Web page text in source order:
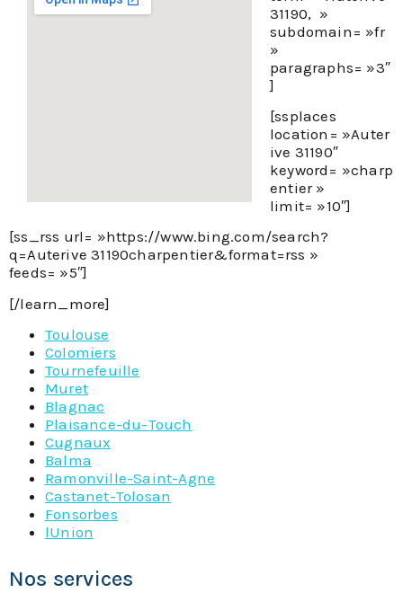
31190, »
subdomain= »fr
»
paragraphs= »3″
]
[ssplaces
location= »Auter
ive 31190″
keyword= »charp
entier »
limit= »10″]
[ss_rss url= »https://www.bing.com/search?
q=Auterive 31190charpentier&format=rss »
feeds= »5″]
[/learn_more]
Toulouse
Colomiers
Tournefeuille
Muret
Blagnac
Plaisance-du-Touch
Cugnaux
Balma
Ramonville-Saint-Agne
Castanet-Tolosan
Fonsorbes
lUnion
Nos services